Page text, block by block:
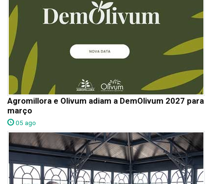
Agromillora e Olivum adiam a DemOlivum 2027 para
março
05 ago